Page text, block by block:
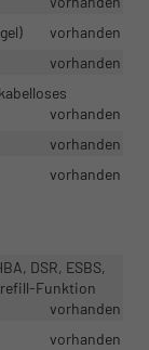
vorhanden
vorhanden
vorhanden
vorhanden
vorhanden
DSR, ESBS,
Funktion
vorhanden
vorhanden